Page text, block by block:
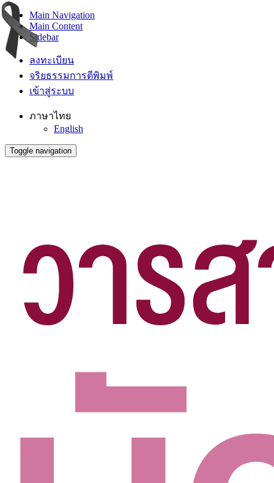
Main Navigation
Main Content
Sidebar
ลงทะเบียน
จริยธรรมการตีพิมพ์
เข้าสู่ระบบ
ภาษาไทย
English
Toggle navigation